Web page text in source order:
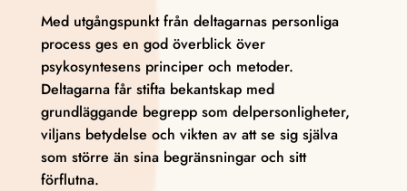
Med utgångspunkt från deltagarnas personliga
process ges en god överblick över
psykosyntesens principer och metoder.
Deltagarna får stifta bekantskap med
grundläggande begrepp som delpersonligheter,
viljans betydelse och vikten av att se sig själva
som större än sina begränsningar och sitt
förflutna.